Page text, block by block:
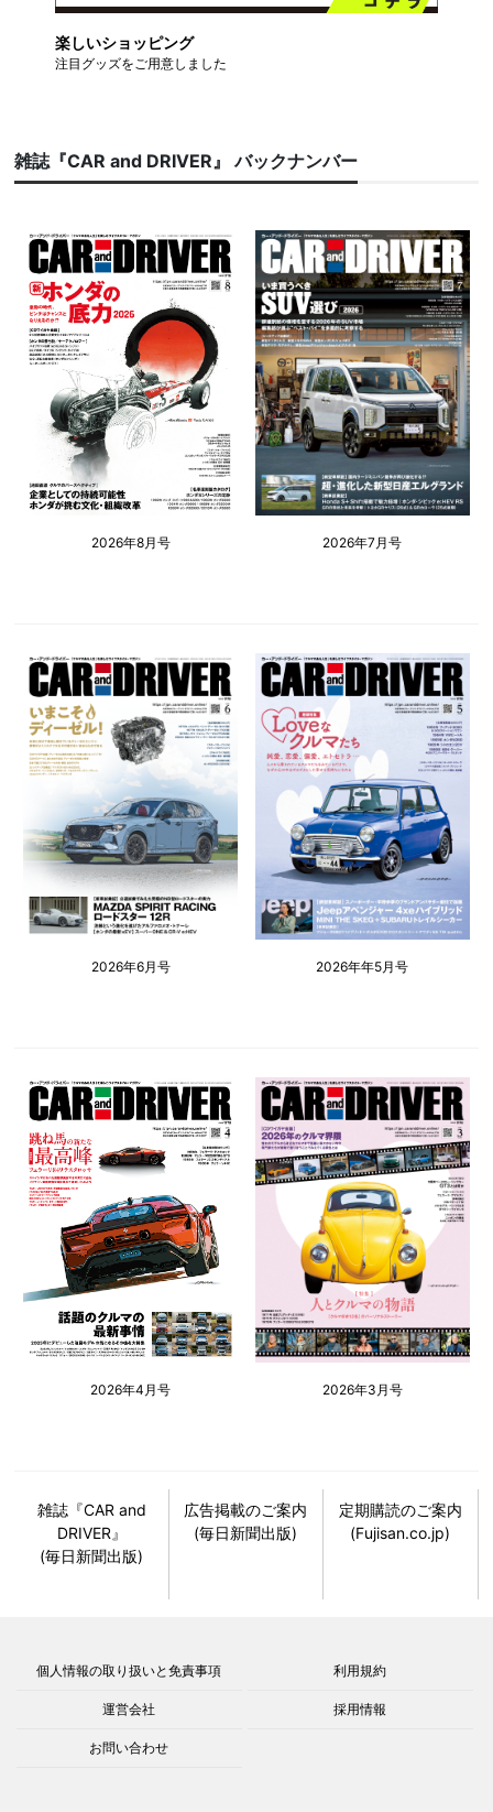
楽しいショッピング
注目グッズをご用意しました
雑誌『CAR and DRIVER』 バックナンバー
2026年8月号 2026年7月号
2026年6月号 2026年年5月号
2026年4月号 2026年3月号
雑誌『CAR and
DRIVER』
(毎日新聞出版)
広告掲載のご案内
(毎日新聞出版)
定期購読のご案内
(Fujisan.co.jp)
個人情報の取り扱いと免責事項 利用規約
運営会社 採用情報
お問い合わせ